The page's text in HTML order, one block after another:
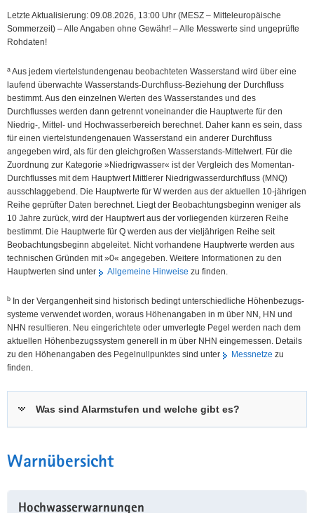
Letzte Aktualisierung: 09.08.2026, 13:00 Uhr (MESZ – Mitteleuropäische
Sommerzeit) –Alle Angaben ohne Gewähr! – Alle Messwerte sind ungeprüfte
Rohdaten!
a Aus jedem viertelstundengenau beobachteten Wasserstand wird über eine
laufend überwachte Wasserstands-Durchfluss-Beziehung der Durchfluss
bestimmt. Aus den einzelnen Werten des Wasserstandes und des
Durchflusses werden dann getrennt voneinander die Hauptwerte für den
Niedrig-, Mittel- und Hochwasserbereich berechnet. Daher kann es sein, dass
für einen viertelstundengenauen Wasserstand ein anderer Durchfluss
angegeben wird, als für den gleichgroßen Wasserstands-Mittelwert. Für die
Zuordnung zur Kategorie »Niedrigwasser« ist der Vergleich des Momentan-
Durchflusses mit dem Hauptwert Mittlerer Niedrig­wasser­durchfluss (MNQ)
ausschlaggebend. Die Hauptwerte für W werden aus der aktuellen 10-jährigen
Reihe geprüfter Daten berechnet. Liegt der Beobachtungsbeginn weniger als
10 Jahre zurück, wird der Hauptwert aus der vorliegenden kürzeren Reihe
bestimmt. Die Hauptwerte für Q werden aus der vieljährigen Reihe seit
Beobachtungsbeginn abgeleitet. Nicht vorhandene Hauptwerte werden aus
technischen Gründen mit »0« angegeben. Weitere Informationen zu den
Hauptwerten sind unter
Allgemeine Hinweise zu finden.
b In der Vergangenheit sind historisch bedingt unterschiedliche Höhen­bezugs­
systeme verwendet worden, woraus Höhen­angaben in m über NN, HN und
NHN resultieren. Neu eingerichtete oder umverlegte Pegel werden nach dem
aktuellen Höhen­bezugs­system generell in m über NHN eingemessen. Details
zu den Höhenangaben des Pegel­nullpunktes sind unter
Messnetze zu
finden.
Was sind Alarmstufen und welche gibt es?
Warnübersicht
Hochwasserwarnungen